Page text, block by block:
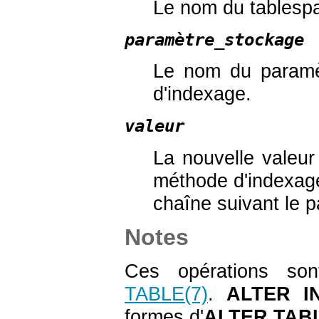
Le nom du
paramètre_stockage
Le nom du
d'indexage.
valeur
La nouvelle
méthode
chaîne suivant le
Notes
Ces opérations
TABLE(7). ALTER